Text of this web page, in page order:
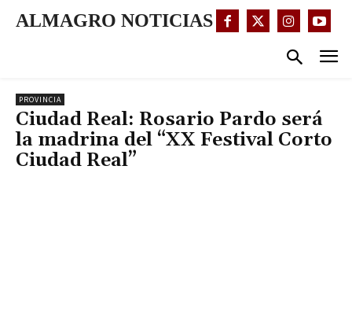
ALMAGRO NOTICIAS
PROVINCIA
Ciudad Real: Rosario Pardo será
la madrina del “XX Festival Corto
Ciudad Real”